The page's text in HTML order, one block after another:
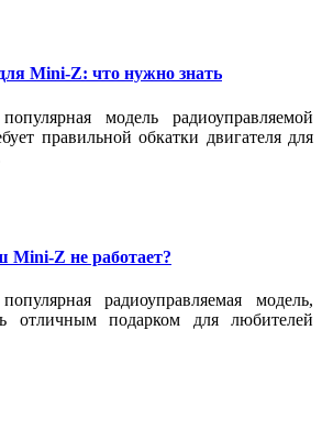
Mini-Z: что нужно знать
модель радиоуправляемой
правильной обкатки двигателя для
Mini-Z не работает?
радиоуправляемая модель,
отличным подарком для любителей